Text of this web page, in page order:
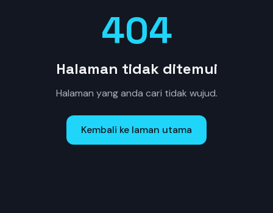
404
Halaman tidak ditemui
Halaman yang anda cari tidak wujud.
Kembali ke laman utama